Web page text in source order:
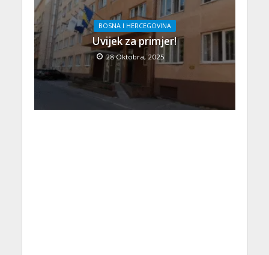
BOSNA I HERCEGOVINA
Uvijek za primjer!
28 Oktobra, 2025